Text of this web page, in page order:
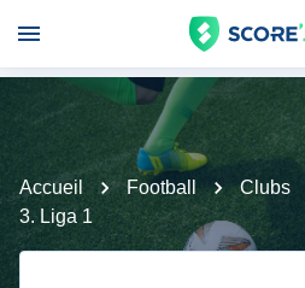
Accueil Football Clubs
3. Liga 1